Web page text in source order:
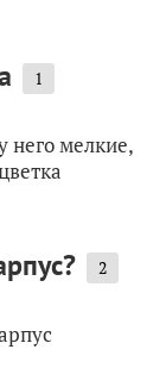
1
него мелкие,
2